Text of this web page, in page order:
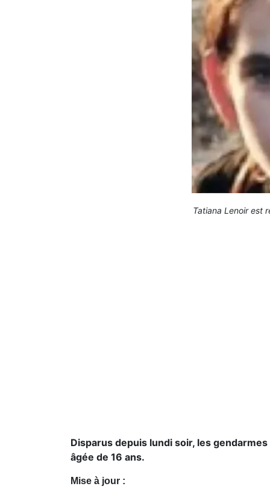
Tatiana Lenoir est
Disparus depuis lundi soir, les
âgée de 16 ans.
Mise à jour :